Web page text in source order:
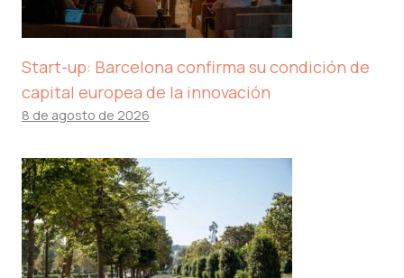
Start-up: Barcelona confirma su condición de
capital europea de la innovación
8 de agosto de 2026